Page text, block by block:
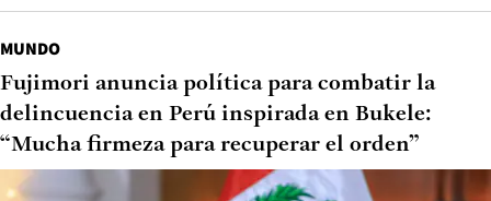
MUNDO
Fujimori anuncia política para combatir la
delincuencia en Perú inspirada en Bukele:
“Mucha firmeza para recuperar el orden”